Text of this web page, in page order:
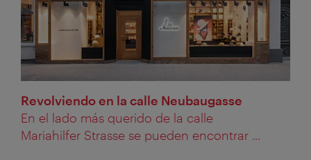
Revolviendo en la calle Neubaugasse
En el lado más querido de la calle
Mariahilfer Strasse se pueden encontrar ...